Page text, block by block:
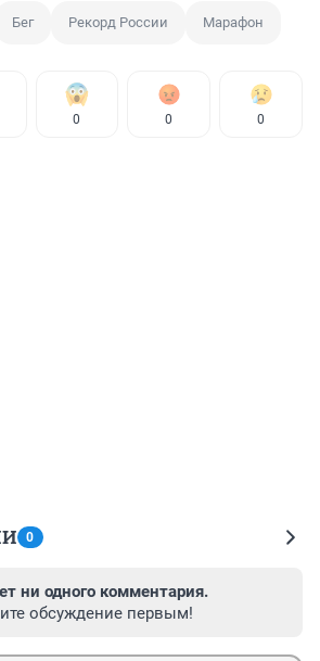
Бег Рекорд России Марафон
0 0 0
0
ни одного комментария.
обсуждение первым!